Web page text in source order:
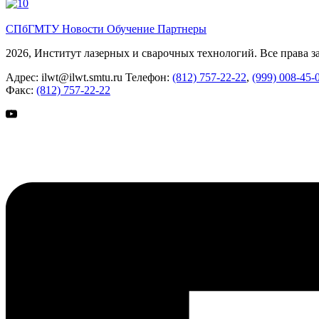
СПбГМТУНовости Обучение Партнеры
2026, Институт лазерных и сварочных технологий. Все права
Адрес: ilwt@ilwt.smtu.ru Телефон: (812) 757-22-22, (999) 008-45-
Факс: (812) 757-22-22